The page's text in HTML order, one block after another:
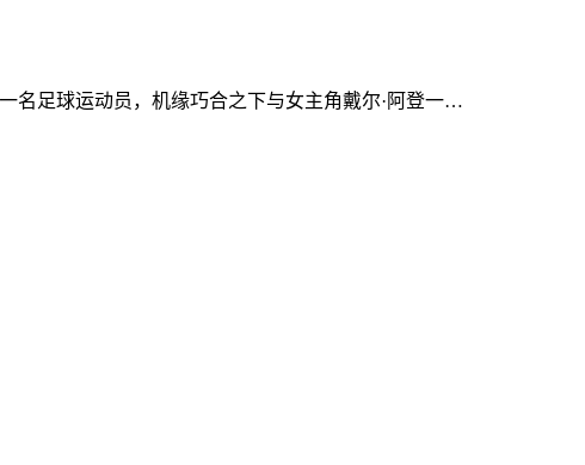
名足球运动员，机缘巧合之下与女主角戴尔·阿登一…